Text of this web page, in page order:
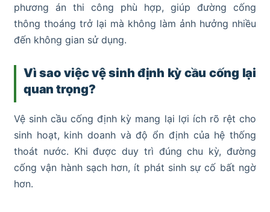
phương án thi công phù hợp, giúp đường cống
thông thoáng trở lại mà không làm ảnh hưởng nhiều
đến không gian sử dụng.
Vì sao việc vệ sinh định kỳ cầu cống lại
quan trọng?
Vệ sinh cầu cống định kỳ mang lại lợi ích rõ rệt cho
sinh hoạt, kinh doanh và độ ổn định của hệ thống
thoát nước. Khi được duy trì đúng chu kỳ, đường
cống vận hành sạch hơn, ít phát sinh sự cố bất ngờ
hơn.